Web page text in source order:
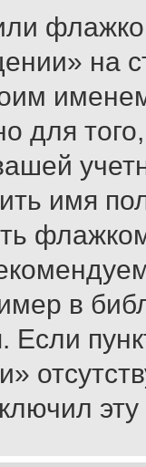
на
для
имя
в
Если